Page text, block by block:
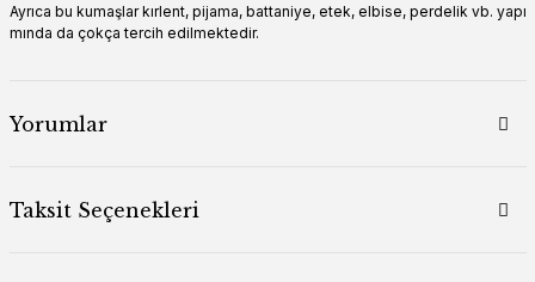
Ayrıca bu kumaşlar kırlent, pijama, battaniye, etek, elbise, perdelik vb. yapı
mında da çokça tercih edilmektedir.
Yorumlar
Taksit Seçenekleri